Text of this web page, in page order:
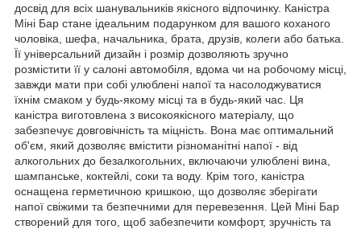
досвід для всіх шанувальників якісного відпочинку. Каністра
Міні Бар стане ідеальним подарунком для вашого коханого
чоловіка, шефа, начальника, брата, друзів, колеги або батька.
Її універсальний дизайн і розмір дозволяють зручно
розмістити її у салоні автомобіля, вдома чи на робочому місці,
завжди мати при собі улюблені напої та насолоджуватися
їхнім смаком у будь-якому місці та в будь-який час. Ця
каністра виготовлена з високоякісного матеріалу, що
забезпечує довговічність та міцність. Вона має оптимальний
об'єм, який дозволяє вмістити різноманітні напої - від
алкогольних до безалкогольних, включаючи улюблені вина,
шампанське, коктейлі, соки та воду. Крім того, каністра
оснащена герметичною кришкою, що дозволяє зберігати
напої свіжими та безпечними для перевезення. Цей Міні Бар
створений для того, щоб забезпечити комфорт, зручність та